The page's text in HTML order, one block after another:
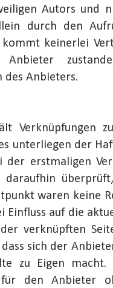
Autors und
durch den
keinerlei
des Anbieters.
Verknüpfungen
unterliegen der
erstmaligen
waren keine
auf die
verknüpften
sich der
zu Eigen
den Anbieter